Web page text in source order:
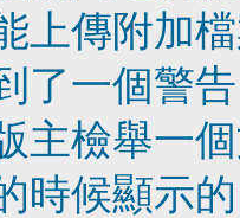
上傳附加
了一個警
主檢舉一
時候顯示